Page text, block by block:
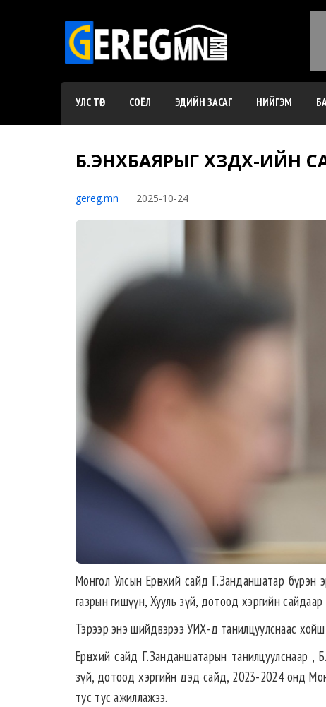
УЛС ТӨР СОЁЛ ЭДИЙН ЗАСАГ НИЙГЭМ
Б.ЭНХБАЯРЫГ ХЗДХ-ИЙН
gereg.mn 2025-10-24
Монгол Улсын Ерөнхий сайд Г.Занданшатар
газрын гишүүн, Хууль зүй, дотоод хэргийн
Тэрээр энэ шийдвэрээ УИХ-д танилцуулснаас хойш
Ерөнхий сайд Г.Занданшатарын танилцуулснаар ,
зүй, дотоод хэргийн дэд сайд, 2023-2024 онд
тус тус ажиллажээ.